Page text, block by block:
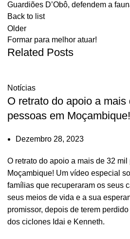
Guardiões D’Obô, defendem a
Back to list
Older
Formar para melhor atuar!
Related Posts
Notícias
O retrato do apoio a mais
pessoas em Moçambique!
Dezembro 28, 2023
O retrato do apoio a mais de 32 mil
Moçambique! Um vídeo especial
famílias que recuperaram os seus
seus meios de vida e a sua
promissor, depois de terem
dos ciclones Idai e Kenneth.